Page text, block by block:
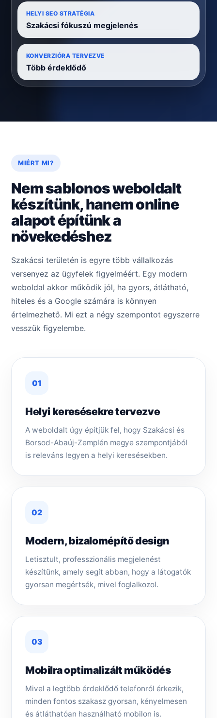
HELYI SEO STRATÉGIA
Szakácsi fókuszú megjelenés
KONVERZIÓRA TERVEZVE
Több érdeklődő
MIÉRT MI?
Nem sablonos weboldalt
készítünk, hanem online
alapot építünk a
növekedéshez
Szakácsi területén is egyre több vállalkozás
versenyez az ügyfelek figyelméért. Egy modern
weboldal akkor működik jól, ha gyors, átlátható,
hiteles és a Google számára is könnyen
értelmezhető. Mi ezt a négy szempontot egyszerre
vesszük figyelembe.
01
Helyi keresésekre tervezve
A weboldalt úgy építjük fel, hogy Szakácsi és
Borsod-Abaúj-Zemplén megye szempontjából
is releváns legyen a helyi keresésekben.
02
Modern, bizalomépítő design
Letisztult, professzionális megjelenést
készítünk, amely segít abban, hogy a látogatók
gyorsan megértsék, mivel foglalkozol.
03
Mobilra optimalizált működés
Mivel a legtöbb érdeklődő telefonról érkezik,
minden fontos szakasz gyorsan, kényelmesen
és átláthatóan használható mobilon is.